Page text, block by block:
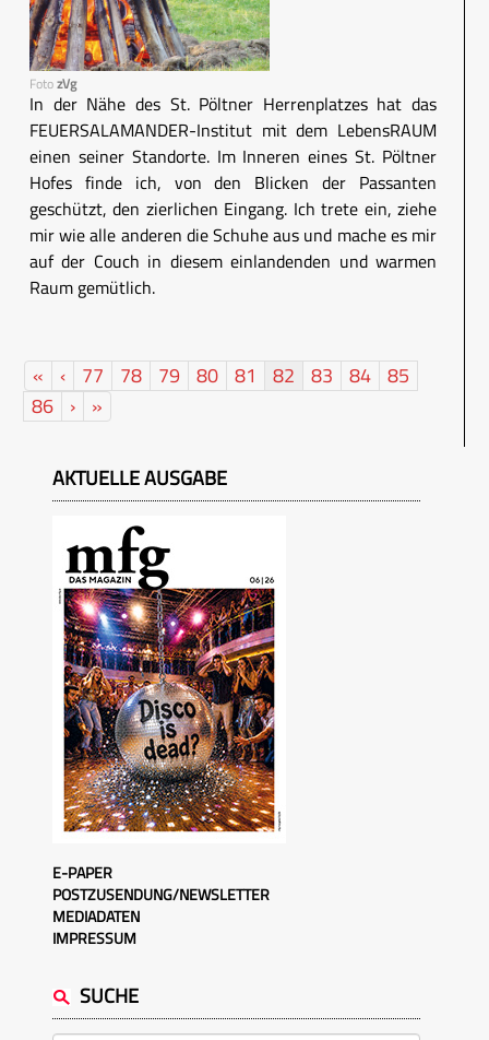
FotozVg
In der Nähe des St. Pöltner Herrenplatzes hat das
FEUERSALAMANDER-Institut mit dem LebensRAUM
einen seiner Standorte. Im Inneren eines St. Pöltner
Hofes finde ich, von den Blicken der Passanten
geschützt, den zierlichen Eingang. Ich trete ein, ziehe
mir wie alle anderen die Schuhe aus und mache es mir
auf der Couch in diesem einlandenden und warmen
Raum gemütlich.
« ‹ 77 78 79 80 81 82 83 84 85
86 › »
AKTUELLE AUSGABE
E-PAPER
POSTZUSENDUNG/NEWSLETTER
MEDIADATEN
IMPRESSUM
SUCHE